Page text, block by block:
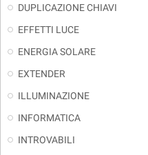
DUPLICAZIONE CHIAVI
EFFETTI LUCE
ENERGIA SOLARE
EXTENDER
ILLUMINAZIONE
INFORMATICA
INTROVABILI